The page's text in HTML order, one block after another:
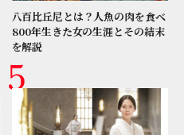
八百比丘尼とは？人魚の肉を食べ
800年生きた女の生涯とその結末
を解説